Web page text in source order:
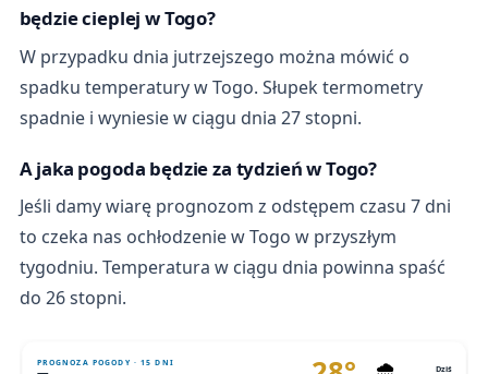
będzie cieplej w Togo?
W przypadku dnia jutrzejszego można mówić o
spadku temperatury w Togo. Słupek termometry
spadnie i wyniesie w ciągu dnia 27 stopni.
A jaka pogoda będzie za tydzień w Togo?
Jeśli damy wiarę prognozom z odstępem czasu 7 dni
to czeka nas ochłodzenie w Togo w przyszłym
tygodniu. Temperatura w ciągu dnia powinna spaść
do 26 stopni.